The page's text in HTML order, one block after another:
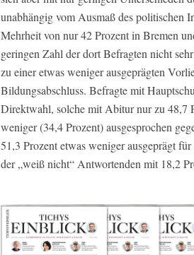
unabhängig vom Ausmaß des politischen
Mehrheit von nur 42 Prozent in Bremen
geringen Zahl der dort Befragten nicht
zu einer etwas weniger ausgeprägten
Bildungsabschluss. Befragte mit
Direktwahl, solche mit Abitur nur zu 48,7
weniger (34,4 Prozent) ausgesprochen
51,3 Prozent etwas weniger ausgeprägt
der „weiß nicht“ Antwortenden mit 18,2